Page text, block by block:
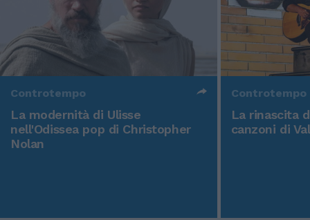
Controtempo
La modernità di Ulisse
nell'Odissea pop di Christopher
Nolan
Controtempo
La rinascita
canzoni di